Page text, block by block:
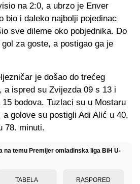
na 2:0, a ubrzo je Enver
bio i daleko najbolji pojedinac
sve dileme oko pobjednika. Do
za goste, a postigao ga je
je došao do trećeg
a ispred su Zvijezda 09 s 13 i
bodova. Tuzlaci su u Mostaru
a golove su postigli Adi Alić u 40.
78. minuti.
na temu Premijer omladinska liga BiH U-
TABELA RASPORED